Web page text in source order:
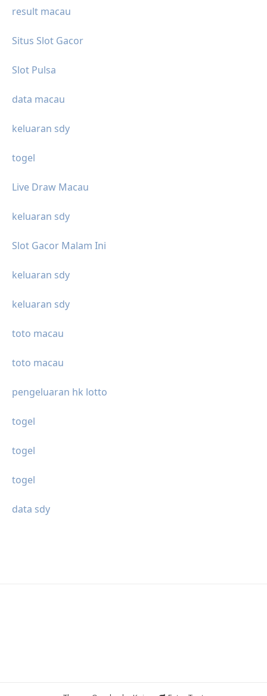
result macau
Situs Slot Gacor
Slot Pulsa
data macau
keluaran sdy
togel
Live Draw Macau
keluaran sdy
Slot Gacor Malam Ini
keluaran sdy
keluaran sdy
toto macau
toto macau
pengeluaran hk lotto
togel
togel
togel
data sdy